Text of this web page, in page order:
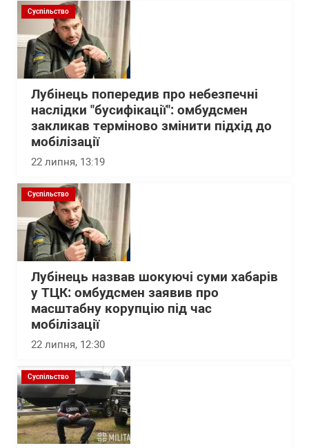
Суспільство
Лубінець попередив про небезпечні
наслідки "бусифікації": омбудсмен
закликав терміново змінити підхід до
мобілізації
22 липня, 13:19
Суспільство
Лубінець назвав шокуючі суми хабарів
у ТЦК: омбудсмен заявив про
масштабну корупцію під час
мобілізації
22 липня, 12:30
Суспільство